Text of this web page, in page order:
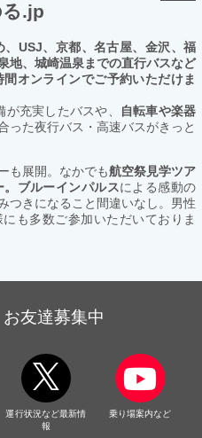
.jp
USJ、京都、名古屋、金沢、福
地、城崎温泉までの直行バスなど
オンラインでご予約いただけま
が充実したバスや、
自転車や楽器
った夜行バス・高速バスがきっと
も展開。なかでも航空祭見学ツア
ブルーインパルスによる感動の
つきになること間違いなし。男性
も多数ご参加いただいておりま
友達募集中
運行状況など最新情
報
乗り場案内など